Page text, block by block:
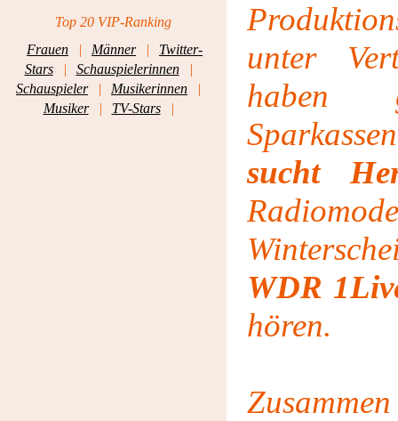
Top 20 VIP-Ranking
Frauen
| Männer |
Twitter-
Stars
| Schauspielerinnen
|
Schauspieler
| Musikerinnen
|
Musiker
| TV-Stars |
unter
haben
sucht
WDR
hören.